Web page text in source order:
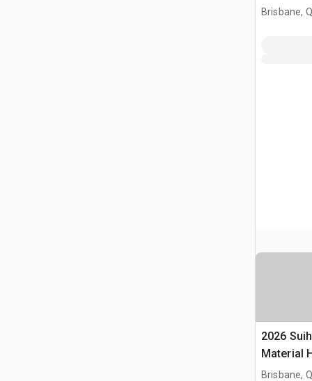
(Unused)
Brisbane,
2026
Material
(Unused)
Brisbane,